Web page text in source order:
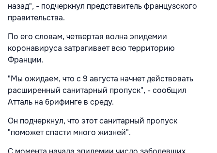
назад", - подчеркнул представитель французского
правительства.
По его словам, четвертая волна эпидемии
коронавируса затрагивает всю территорию
Франции.
"Мы ожидаем, что с 9 августа начнет действовать
расширенный санитарный пропуск", - сообщил
Атталь на брифинге в среду.
Он подчеркнул, что этот санитарный пропуск
"поможет спасти много жизней".